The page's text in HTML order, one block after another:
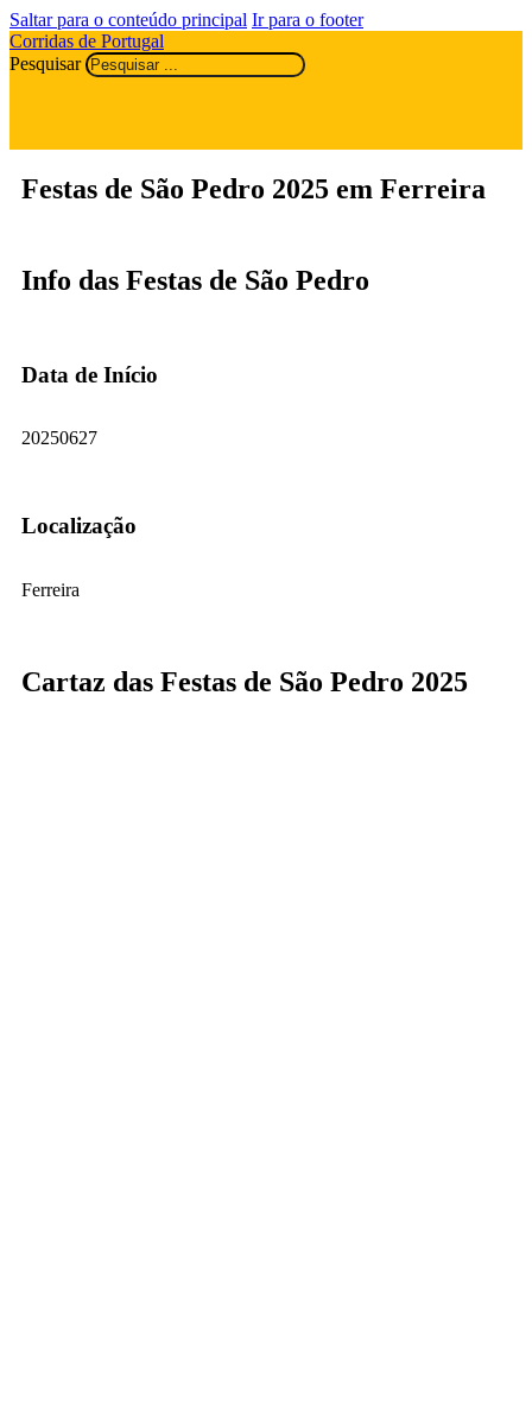
Saltar para o conteúdo principal Ir para o footer
Corridas de Portugal
Pesquisar
Festas de São Pedro 2025 em Ferreira
Info das Festas de São Pedro
Data de Início
20250627
Localização
Ferreira
Cartaz das Festas de São Pedro 2025